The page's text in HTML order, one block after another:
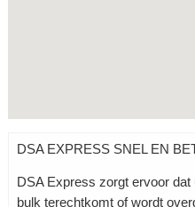
DSA EXPRESS SNEL EN
DSA Express zorgt ervoor
bulk terechtkomt of wordt